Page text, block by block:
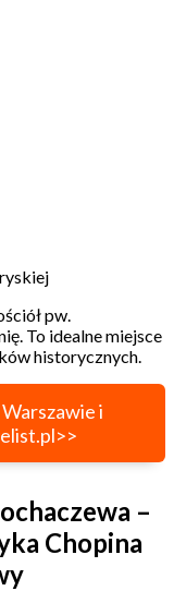
pw.
To idealne miejsce
historycznych.
i
–
Chopina